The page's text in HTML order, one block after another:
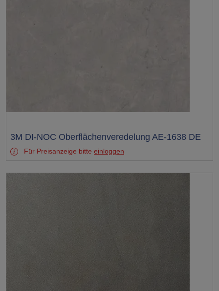
Test
3M DI-NOC Oberflächenveredelung AE-1638 DE
Für Preisanzeige bitte einloggen